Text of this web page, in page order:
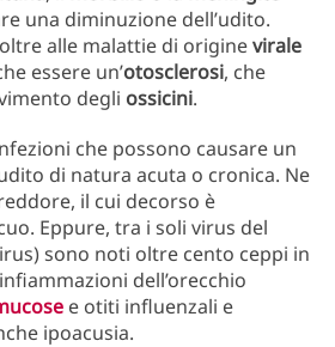
una diminuzione dell’udito.
alle malattie di originevirale
essere un’otosclerosi, che
degli ossicini.
che possono causare un
di natura acuta o cronica. Ne
il cui decorso è
Eppure, tra i soli virus del
sono noti oltre cento ceppi in
dell’orecchio
e otiti influenzali e
ipoacusia.